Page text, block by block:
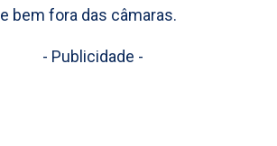
bem fora das câmaras.
- Publicidade -